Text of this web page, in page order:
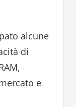
alcune
di
e